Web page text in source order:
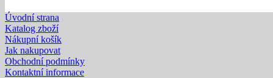
Úvodní strana
Katalog zboží
Nákupní košík
Jak nakupovat
Obchodní podmínky
Kontaktní informace